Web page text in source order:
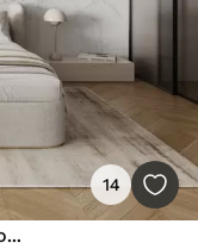
14
Mandala, biely čipkovaný vzor s kvetinovými a kruhovými motívmi, vytvárajúci jemný a zložitý dizajn